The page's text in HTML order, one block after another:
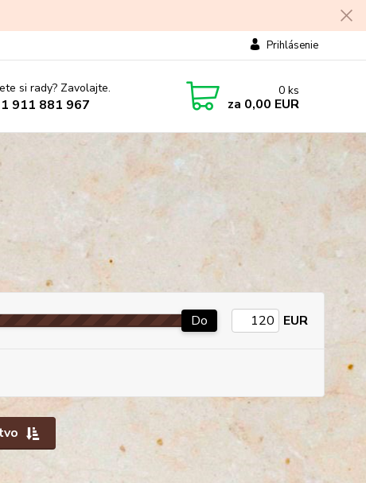
Prihlásenie
si rady? Zavolajte.
911 881 967
0 ks
za 0,00 EUR
Do EUR